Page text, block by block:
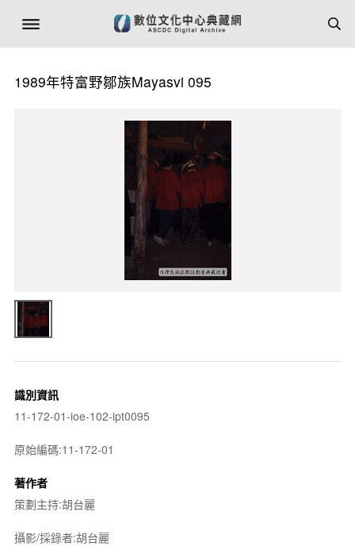
1989年特富野鄒族Mayasvi 095
識別資訊
11-172-01-ioe-102-ipt0095
原始編碼:11-172-01
著作者
策劃主持:胡台麗
攝影/採錄者:胡台麗